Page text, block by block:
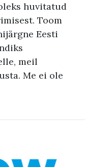
huvitatud
Toom
Eesti
meil
Me ei ole